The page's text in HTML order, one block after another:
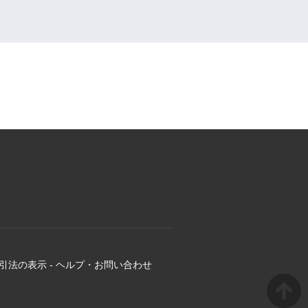
法の表示 - ヘルプ・お問い合わせ